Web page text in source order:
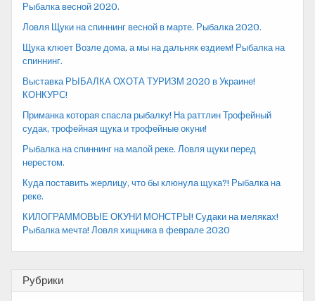
Рыбалка весной 2020.
Ловля Щуки на спиннинг весной в марте. Рыбалка 2020.
Щука клюет Возле дома, а мы на дальняк ездием! Рыбалка на
спиннинг.
Выставка РЫБАЛКА ОХОТА ТУРИЗМ 2020 в Украине!
КОНКУРС!
Приманка которая спасла рыбалку! На раттлин Трофейный
судак, трофейная щука и трофейные окуни!
Рыбалка на спиннинг на малой реке. Ловля щуки перед
нерестом.
Куда поставить жерлицу, что бы клюнула щука?! Рыбалка на
реке.
КИЛОГРАММОВЫЕ ОКУНИ МОНСТРЫ! Судаки на меляках!
Рыбалка мечта! Ловля хищника в феврале 2020
Рубрики